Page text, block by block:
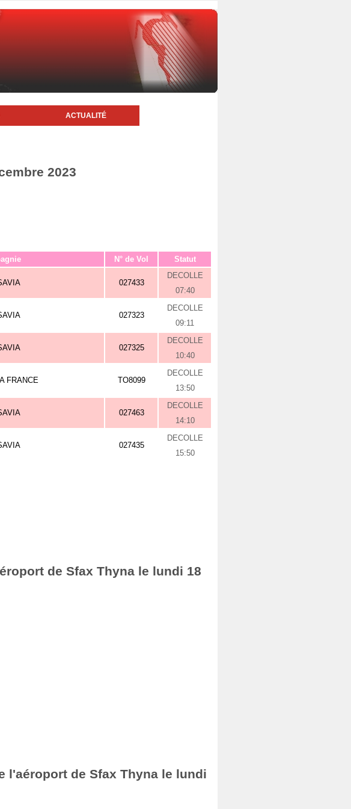
ACTUALITÉ
2023
N° de Vol Statut
027433
DECOLLE
07:40
027323
DECOLLE
09:11
027325
DECOLLE
10:40
FRANCE TO8099
DECOLLE
13:50
027463
DECOLLE
14:10
027435
DECOLLE
15:50
de Sfax Thyna le lundi 18
l'aéroport de Sfax Thyna le lundi